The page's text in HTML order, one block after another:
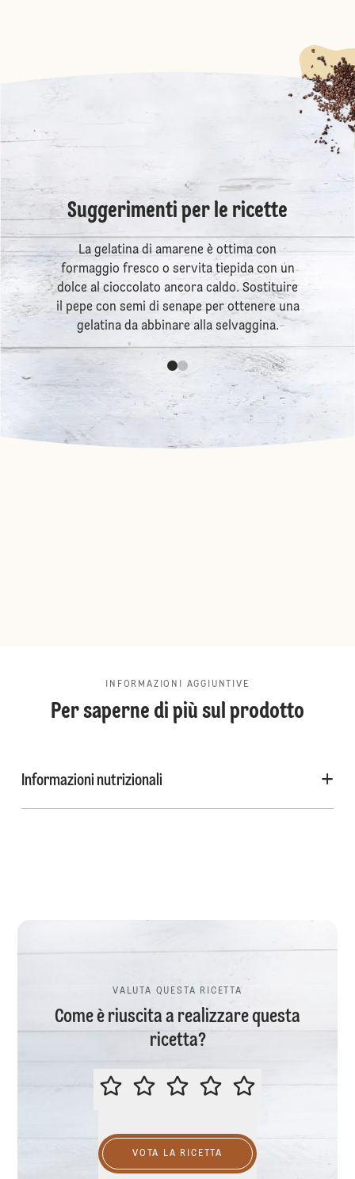
Suggerimenti per le ricette
La gelatina di amarene è ottima con
formaggio fresco o servita tiepida con un
dolce al cioccolato ancora caldo. Sostituire
il pepe con semi di senape per ottenere una
gelatina da abbinare alla selvaggina.
INFORMAZIONI AGGIUNTIVE
Per saperne di più sul prodotto
Informazioni nutrizionali
VALUTA QUESTA RICETTA
Come è riuscita a realizzare questa
ricetta?
VALUTA QUESTA RICETTA
VOTA LA RICETTA